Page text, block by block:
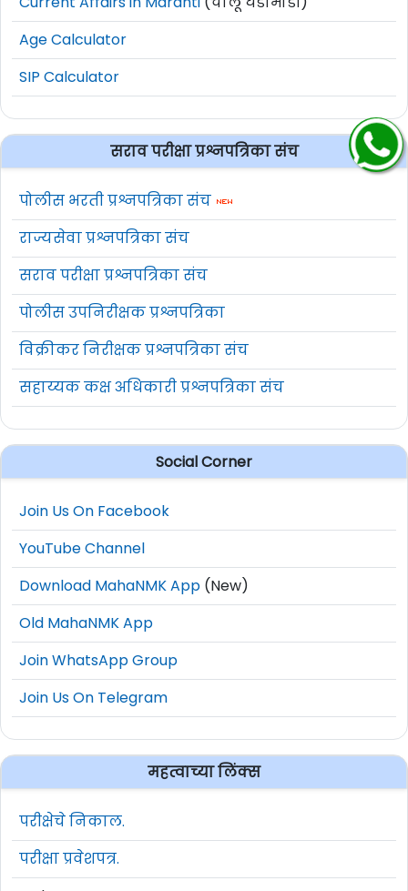
Age Calculator
SIP Calculator
सराव परीक्षा प्रश्नपत्रिका संच
पोलीस भरती प्रश्नपत्रिका संच
राज्यसेवा प्रश्नपत्रिका संच
सराव परीक्षा प्रश्नपत्रिका संच
पोलीस उपनिरीक्षक प्रश्नपत्रिका
विक्रीकर निरीक्षक प्रश्नपत्रिका संच
सहाय्यक कक्ष अधिकारी प्रश्नपत्रिका संच
Social Corner
Join Us On Facebook
YouTube Channel
Download MahaNMK App (New)
Old MahaNMK App
Join WhatsApp Group
Join Us On Telegram
महत्वाच्या लिंक्स
परीक्षेचे निकाल.
परीक्षा प्रवेशपत्र.